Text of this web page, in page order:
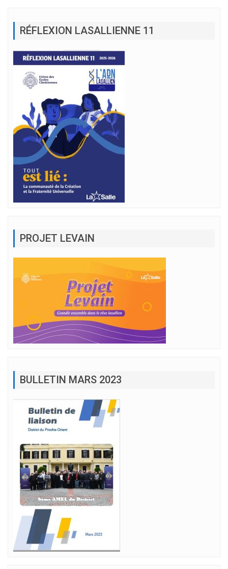
RÉFLEXION LASALLIENNE 11
PROJET LEVAIN
BULLETIN MARS 2023